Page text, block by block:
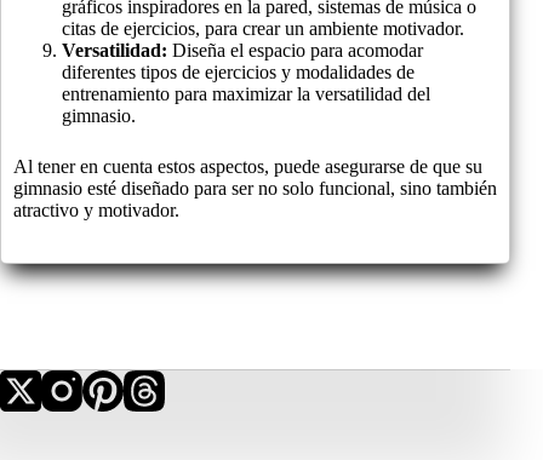
gráficos inspiradores en la pared, sistemas de música o
citas de ejercicios, para crear un ambiente motivador.
Versatilidad: Diseña el espacio para acomodar
diferentes tipos de ejercicios y modalidades de
entrenamiento para maximizar la versatilidad del
gimnasio.
Al tener en cuenta estos aspectos, puede asegurarse de que su
gimnasio esté diseñado para ser no solo funcional, sino también
atractivo y motivador.